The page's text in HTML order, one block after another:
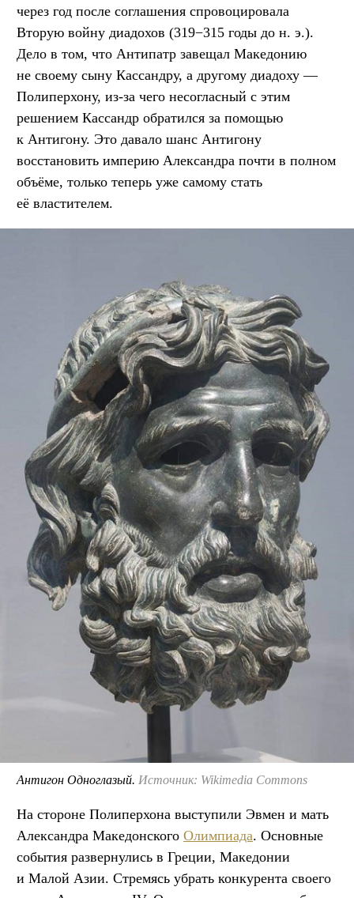
через год после соглашения спровоцировала
Вторую войну диадохов (319−315 годы до н. э.).
Дело в том, что Антипатр завещал Македонию
не своему сыну Кассандру, а другому диадоху —
Полиперхону, из-за чего несогласный с этим
решением Кассандр обратился за помощью
к Антигону. Это давало шанс Антигону
восстановить империю Александра почти в полном
объёме, только теперь уже самому стать
её властителем.
Антигон Одноглазый. Источник: Wikimedia Commons
На стороне Полиперхона выступили Эвмен и мать
Александра Македонского Олимпиада. Основные
события развернулись в Греции, Македонии
и Малой Азии. Стремясь убрать конкурента своего